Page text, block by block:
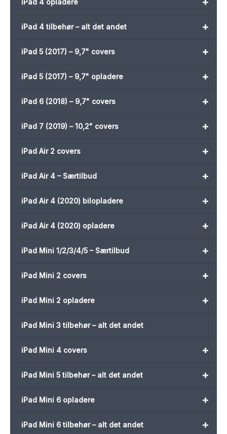
iPad 4 opladere
+
iPad 4 tilbehør – alt det andet
+
iPad 5 (2017) – 9,7" covers
+
iPad 5 (2017) – 9,7" opladere
+
iPad 6 (2018) – 9,7" covers
+
iPad 7 (2019) – 10,2" covers
+
iPad Air 2 covers
+
iPad Air 4 – Særtilbud
+
iPad Air 4 (2020) bilopladere
+
iPad Air 4 (2020) opladere
+
iPad Mini 1/2/3/4/5 – Særtilbud
+
iPad Mini 2 covers
+
iPad Mini 2 opladere
iPad Mini 3 tilbehør – alt det andet
+
iPad Mini 4 covers
+
iPad Mini 5 tilbehør – alt det andet
+
iPad Mini 6 opladere
+
iPad Mini 6 tilbehør – alt det andet